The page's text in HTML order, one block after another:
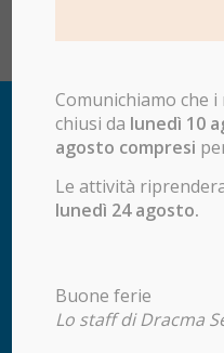
Comunichiamo che
chiusi da lunedì 10
agosto compresi
Le attività
lunedì 24 agosto.
Buone ferie
Lo staff di Dracma